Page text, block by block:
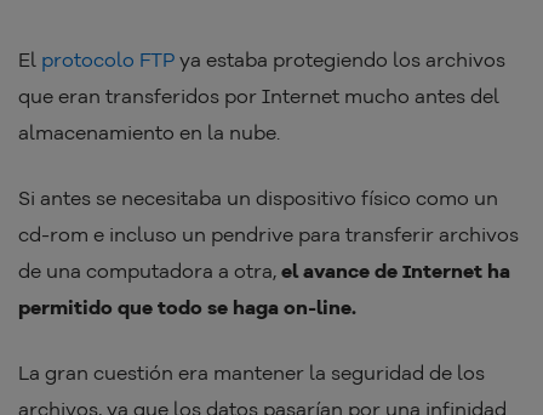
El protocolo FTP ya estaba protegiendo los archivos
que eran transferidos por Internet mucho antes del
almacenamiento en la nube.
Si antes se necesitaba un dispositivo físico como un
cd-rom e incluso un pendrive para transferir archivos
de una computadora a otra, el avance de Internet ha
permitido que todo se haga on-line.
La gran cuestión era mantener la seguridad de los
archivos, ya que los datos pasarían por una infinidad